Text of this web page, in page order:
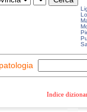
Indice